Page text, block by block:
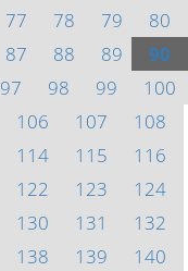
77 78 79
80
87 88 89
90
97 98 99
100
106 107
108
114 115
116
122 123
124
130 131
132
138 139
140